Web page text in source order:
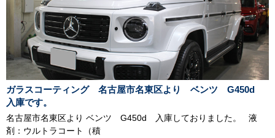
ガラスコーティング 名古屋市名東区より ベンツ G450d
入庫です。
名古屋市名東区より ベンツ G450d 入庫しておりました。 液
剤：ウルトラコート（積